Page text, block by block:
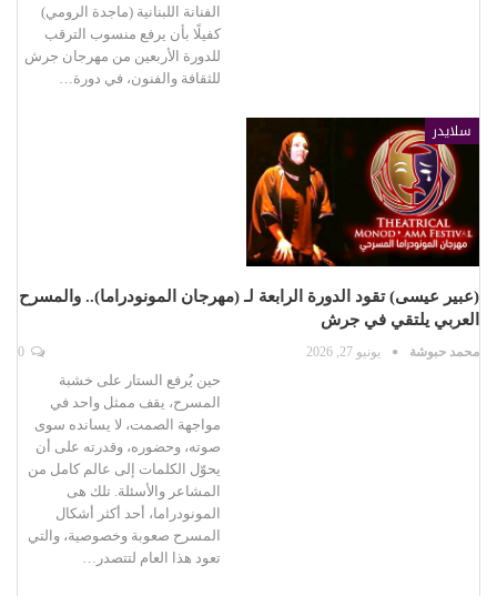
الفنانة اللبنانية (ماجدة الرومي)
كفيلًا بأن يرفع منسوب الترقب
للدورة الأربعين من مهرجان جرش
للثقافة والفنون، في دورة…
سلايدر
(عبير عيسى) تقود الدورة الرابعة لـ (مهرجان المونودراما).. والمسرح
العربي يلتقي في جرش
محمد حبوشة يونيو 27, 2026
حين يُرفع الستار على خشبة
المسرح، يقف ممثل واحد في
مواجهة الصمت، لا يسانده سوى
صوته، وحضوره، وقدرته على أن
يحوّل الكلمات إلى عالم كامل من
المشاعر والأسئلة. تلك هى
المونودراما، أحد أكثر أشكال
المسرح صعوبة وخصوصية، والتي
تعود هذا العام لتتصدر…